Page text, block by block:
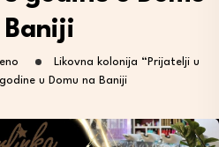
Baniji
Likovna kolonija “Prijatelji u
u Domu na Baniji